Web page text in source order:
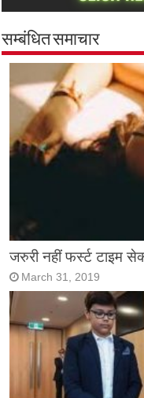
सम्बंधित समाचार
जरुरी नहीं फर्स्ट टाइम
March 31, 2019